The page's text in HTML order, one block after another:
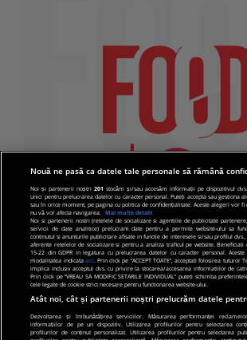
© 2019 PRO TV S.R.L |Politica de
Nouă ne pasă ca datele tale personale să rămână
Noi și partenerii noștri201 stocăm și/sau accesăm informații pe dispozitivul
unici pentru prelucrarea datelor cu caracter personal. Puteți accepta sau gestiona
sau în orice moment, pe pagina cu politica de confidențialitate. Aceste alegeri vor
nu vă vor afecta navigarea.
Mai multe detalii
Noi si partenerii nostri (retelele de socializare si agentiile de publicitate
servicii de date analitice) prelucram date pentru a permite website-ului sa
continutul si anunturile publicitare afisate in functie de interesele si/sau profilul
aferente retelelor de socializare si pentru a analiza traficul pe website.
15-22 din GDPR in legatura cu prelucrarea datelor cu caracter personal.
modalitatea indicata aici. Prin click pe “ACCEPT TOATE”, acceptati folosirea
implica inclusiv acceptul dvs. cu privire la stocarea/accesarea informatiilor de
Prin click pe “VREAU SA MODIFIC SETARILE INDIVIDUAL” puteti schimba
cele legate de cookie strict necesare pentru functionarea website-ului.
Atât noi, cât și partenerii noștri prelucrăm datele
Dezvoltarea și îmbunătățirea serviciilor. Măsurarea performanței
informațiilor de pe un dispozitiv. Utilizarea profilurilor pentru selectarea
profilurilor de conținut personalizat. Utilizarea profilurilor pentru selectarea